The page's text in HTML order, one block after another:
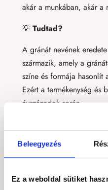
Beleegyezés
Ez a weboldal sütiket
akár a munkában, akár a
💡 Tudtad?
A gránát nevének
származik, amely a
színe és formája hasonlít
Ezért a termékenység és
évszázadok során.
Viseld ékszerként,
adjon
stabilitást hoz